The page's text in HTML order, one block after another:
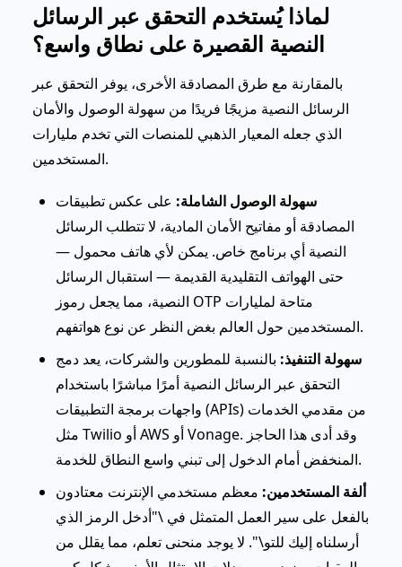
لماذا يُستخدم التحقق عبر الرسائل
النصية القصيرة على نطاق واسع؟
بالمقارنة مع طرق المصادقة الأخرى، يوفر التحقق عبر
الرسائل النصية مزيجًا فريدًا من سهولة الوصول والأمان
الذي جعله المعيار الذهبي للمنصات التي تخدم مليارات
المستخدمين.
سهولة الوصول الشاملة: على عكس تطبيقات
المصادقة أو مفاتيح الأمان المادية، لا تتطلب الرسائل
النصية أي برنامج خاص. يمكن لأي هاتف محمول —
حتى الهواتف التقليدية القديمة — استقبال الرسائل
النصية، مما يجعل رموز OTP متاحة لمليارات
المستخدمين حول العالم بغض النظر عن نوع هواتفهم.
سهولة التنفيذ: بالنسبة للمطورين والشركات، يعد دمج
التحقق عبر الرسائل النصية أمرًا مباشرًا باستخدام
واجهات برمجة التطبيقات (APIs) من مقدمي الخدمات
مثل Twilio أو AWS أو Vonage. وقد أدى هذا الحاجز
المنخفض أمام الدخول إلى تبني واسع النطاق للخدمة.
ألفة المستخدمين: معظم مستخدمي الإنترنت معتادون
بالفعل على سير العمل المتمثل في \"أدخل الرمز الذي
أرسلناه إليك للتو\". لا يوجد منحنى تعلم، مما يقلل من